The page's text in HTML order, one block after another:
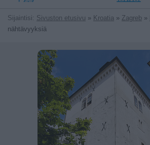
Sijaintisi: Sivuston etusivu » Kroatia » Zagreb »
nähtävyyksiä